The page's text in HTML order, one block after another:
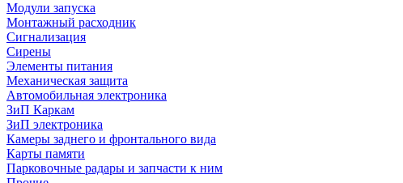
Модули запуска
Монтажный расходник
Сигнализация
Сирены
Элементы питания
Механическая защита
Автомобильная электроника
ЗиП Каркам
ЗиП электроника
Камеры заднего и фронтального вида
Карты памяти
Парковочные радары и запчасти к ним